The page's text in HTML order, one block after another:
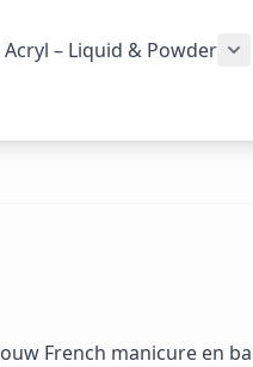
Acryl – Liquid & Powder
French manicure en